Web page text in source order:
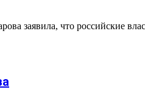
заявила, что российские